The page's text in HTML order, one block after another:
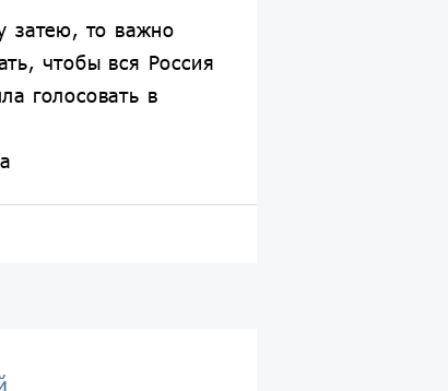
затею, то важно
чтобы вся Россия
голосовать в